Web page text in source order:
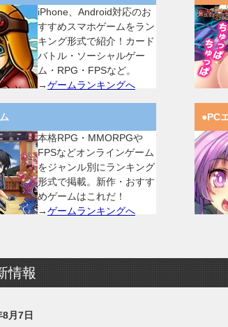
iPhone、Android対応のお
すすめスマホゲームをラン
キング形式で紹介！カード
バトル・ソーシャルゲー
ム・RPG・FPSなど。
→ゲームランキングへ
本格RPG・MMORPGや
FPSなどオンラインゲーム
をジャンル別にランキング
形式で掲載。新作・おすす
めゲームはこれだ！
→ゲームランキングへ
●PC
情報
月7日